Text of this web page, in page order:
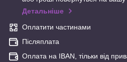
Детальніше
Оплатити частинами
Післяплата
Оплата на IBAN, тільки від